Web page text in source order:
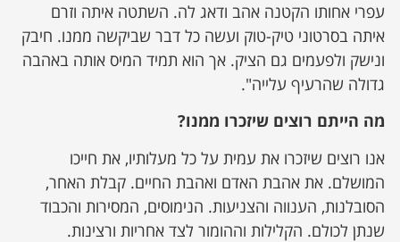
עפרי אחותו הקטנה אהב ודאג לה. השתטה איתה וזרם
איתה בסרטוני טיק-טוק ועשה כל דבר שביקשה ממנו. חיבק
ונישק ולפעמים גם הציק. אך הוא תמיד המיס אותה באהבה
גדולה שהרעיף עלייה".
מה הייתם רוצים שיזכרו ממנו?
אנו רוצים שיזכרו את עמית על כל מעלותיו, את חייכו
המושלם. את אהבת האדם ואהבת החיים. קבלת האחר,
הסובלנות, הענווה והצניעות. הנימוסים, המסירות והכבוד
שנתן לכולם. הקלילות וההומור לצד אחריות ורצינות.